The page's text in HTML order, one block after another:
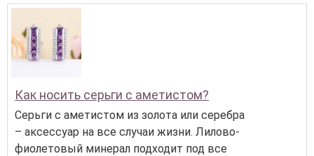
Как носить серьги с аметистом?
Серьги с аметистом из золота или серебра
– аксессуар на все случаи жизни. Лилово-
фиолетовый минерал подходит под все